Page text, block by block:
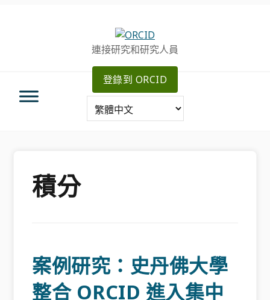
連接研究和研究人員
登錄到 ORCID
積分
案例研究：史丹佛大學
整合 ORCID 進入集中